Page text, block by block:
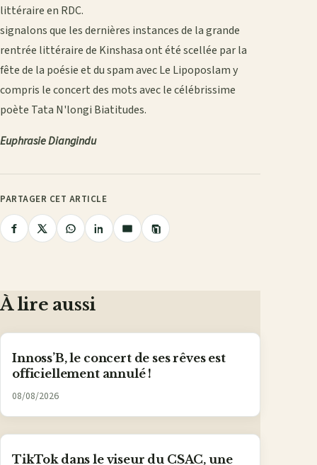
littéraire en RDC.
signalons que les dernières instances de la grande
rentrée littéraire de Kinshasa ont été scellée par la
fête de la poésie et du spam avec Le Lipoposlam y
compris le concert des mots avec le célébrissime
poète Tata N'longi Biatitudes.
Euphrasie Diangindu
PARTAGER CET ARTICLE
PartagerPartagerPartagerPartagerPartager
Copier
le
À lire aussi
Innoss’B, le concert de ses rêves est
officiellement annulé !
08/08/2026
TikTok dans le viseur du CSAC, une